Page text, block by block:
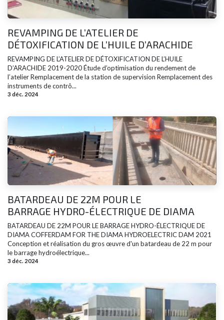
REVAMPING DE L’ATELIER DE
DÉTOXIFICATION DE L’HUILE D’ARACHIDE
REVAMPING DE L’ATELIER DE DÉTOXIFICATION DE L’HUILE
D’ARACHIDE 2019-2020 Étude d’optimisation du rendement de
l’atelier Remplacement de la station de supervision Remplacement des
instruments de contrô...
3 déc. 2024
BATARDEAU DE 22M POUR LE
BARRAGE HYDRO-ÉLECTRIQUE DE DIAMA
BATARDEAU DE 22M POUR LE BARRAGE HYDRO-ÉLECTRIQUE DE
DIAMA COFFERDAM FOR THE DIAMA HYDROELECTRIC DAM 2021
Conception et réalisation du gros œuvre d'un batardeau de 22 m pour
le barrage hydroélectrique...
3 déc. 2024